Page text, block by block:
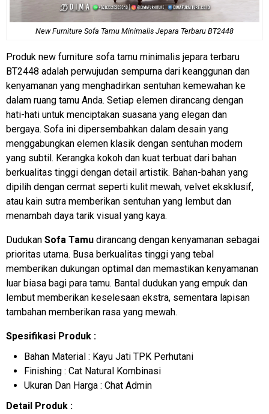
New Furniture Sofa Tamu Minimalis Jepara Terbaru BT2448
Produk new furniture sofa tamu minimalis jepara terbaru
BT2448 adalah perwujudan sempurna dari keanggunan dan
kenyamanan yang menghadirkan sentuhan kemewahan ke
dalam ruang tamu Anda. Setiap elemen dirancang dengan
hati-hati untuk menciptakan suasana yang elegan dan
bergaya. Sofa ini dipersembahkan dalam desain yang
menggabungkan elemen klasik dengan sentuhan modern
yang subtil. Kerangka kokoh dan kuat terbuat dari bahan
berkualitas tinggi dengan detail artistik. Bahan-bahan yang
dipilih dengan cermat seperti kulit mewah, velvet eksklusif,
atau kain sutra memberikan sentuhan yang lembut dan
menambah daya tarik visual yang kaya.
Dudukan Sofa Tamu dirancang dengan kenyamanan sebagai
prioritas utama. Busa berkualitas tinggi yang tebal
memberikan dukungan optimal dan memastikan kenyamanan
luar biasa bagi para tamu. Bantal dudukan yang empuk dan
lembut memberikan keselesaan ekstra, sementara lapisan
tambahan memberikan rasa yang mewah.
Spesifikasi Produk :
Bahan Material : Kayu Jati TPK Perhutani
Finishing : Cat Natural Kombinasi
Ukuran Dan Harga : Chat Admin
Detail Produk :